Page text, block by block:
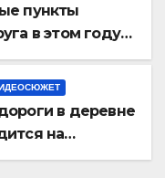
пункты
в этом году
в конкурсе
?
в деревне
на